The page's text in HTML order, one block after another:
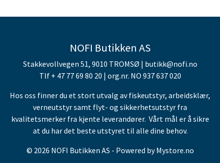
NOFI Butikken AS
Stakkevollvegen 51, 9010 TROMSØ | butikk@nofi.no
Tlf + 47 77 69 80 20 | org.nr. NO 937 637 020
Hos oss finner du et stort utvalg av fiskeutstyr, arbeidsklær,
verneutstyr samt flyt- og sikkerhetsutstyr fra
kvalitetsmerker fra kjente leverandører. Vårt mål er å sikre
at du har det beste utstyret til alle dine behov.
© 2026 NOFI Butikken AS - Powered byMystore.no